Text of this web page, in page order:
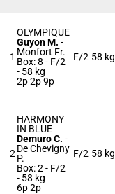
1
OLYMPIQUE
Guyon M. -
Monfort Fr.
Box: 8 - F/2
- 58 kg
2p 2p 9p
F/2 58 kg
2
HARMONY
IN BLUE
Demuro C. -
De Chevigny
P.
Box: 2 - F/2
- 58 kg
6p 2p
F/2 58 kg